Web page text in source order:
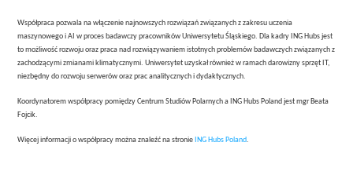
Współpraca pozwala na włączenie najnowszych rozwiązań związanych z zakresu uczenia
maszynowego i AI w proces badawczy pracowników Uniwersytetu Śląskiego. Dla kadry ING Hubs jest
to możliwość rozwoju oraz praca nad rozwiązywaniem istotnych problemów badawczych związanych z
zachodzącymi zmianami klimatycznymi. Uniwersytet uzyskał również w ramach darowizny sprzęt IT,
niezbędny do rozwoju serwerów oraz prac analitycznych i dydaktycznych.
Koordynatorem współpracy pomiędzy Centrum Studiów Polarnych a ING Hubs Poland jest mgr Beata
Fojcik.
Więcej informacji o współpracy można znaleźć na stronie ING Hubs Poland.